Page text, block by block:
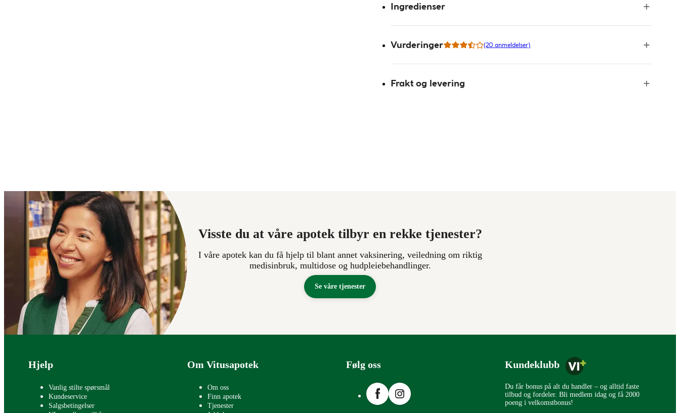
Ingredienser
Vurderinger (20 anmeldelser)
Frakt og levering
Visste du at våre apotek tilbyr en rekke tjenester?
I våre apotek kan du få hjelp til blant annet vaksinering, veiledning om riktig
medisinbruk, multidose og hudpleiebehandlinger.
Se våre tjenester
Bunntekst
Hjelp
Vanlig stilte spørsmål
Kundeservice
Salgsbetingelser
Om Vitusapotek
Om oss
Finn apotek
Tjenester
Følg oss
FacebookInstagram
Kundeklubb
Du får bonus på alt du handler – og alltid faste
tilbud og fordeler. Bli medlem idag og få 2000
poeng i velkomstbonus!